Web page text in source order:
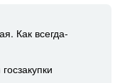
Как всегда-